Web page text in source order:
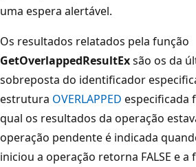
uma espera alertável.
Os resultados relatados pela função
GetOverlappedResultExsão os da
sobreposta do identificador
estrutura OVERLAPPED especificada
qual os resultados da operação
operação pendente é indicada
iniciou a operação retorna FALSE e a